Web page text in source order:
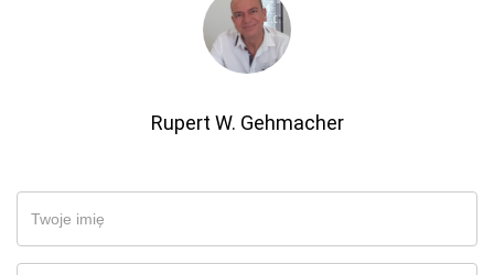
Rupert W. Gehmacher